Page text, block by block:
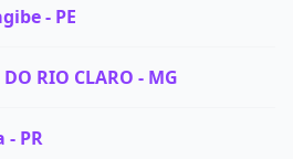
- PE
RIO CLARO - MG
- PR